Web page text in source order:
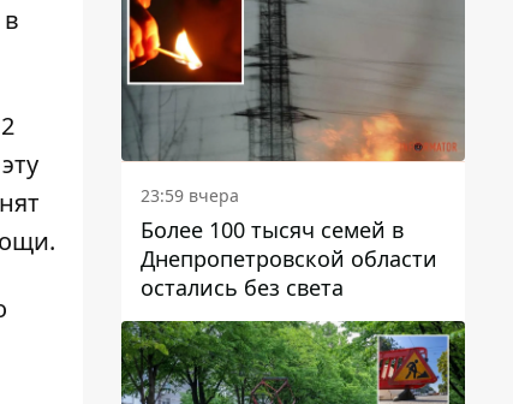
23:59 вчера
Более 100 тысяч семей в
Днепропетровской области
остались без света